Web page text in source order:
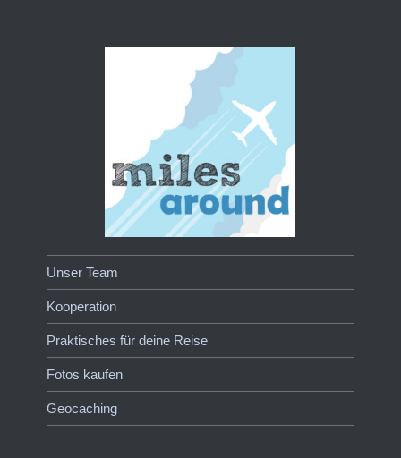
Unser Team
Kooperation
Praktisches für deine Reise
Fotos kaufen
Geocaching